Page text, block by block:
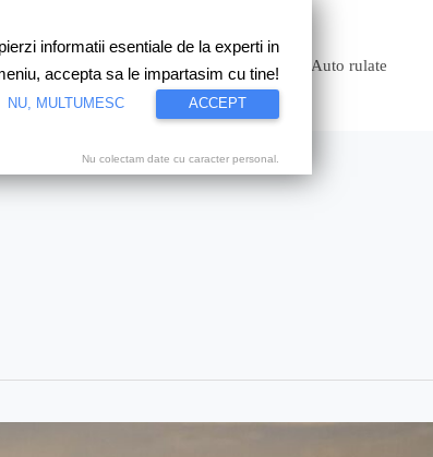
Proiecte speciale Video Auto rulate
informatii esentiale de la experti in
accepta sa le impartasim cu tine!
NU, MULTUMESC ACCEPT
Nu colectam date cu caracter personal.